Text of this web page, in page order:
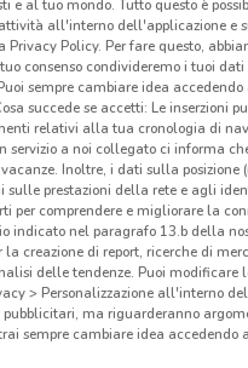
più tardi.
al tuo mondo. Tutto questo è
all'interno dell'applicazione e
Policy. Per fare questo,
consenso condivideremo i tuoi dati
sempre cambiare idea accedendo
succede se accetti: Le inserzioni
relativi alla tua cronologia di
servizio a noi collegato ci informa
Inoltre, i dati sulla posizione
sulle prestazioni della rete e agli
per comprendere e migliorare la
indicato nel paragrafo 13.b della
creazione di report, ricerche di
delle tendenze. Puoi modificare
> Personalizzazione all'interno
ma riguarderanno
sempre cambiare idea accedendo